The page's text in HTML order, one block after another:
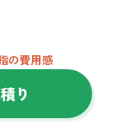
の費用感
り